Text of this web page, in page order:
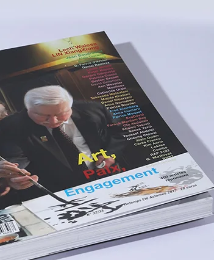
Area Revue n°32/33 – Art, Paix, Engagement